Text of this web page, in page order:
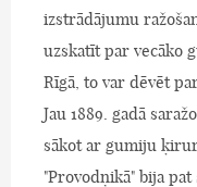
izstrādājumu
uzskatīt par vecāko
Rīgā, to var dēvēt
Jau 1889. gadā
sākot ar gumiju
"Provodņikā" bija